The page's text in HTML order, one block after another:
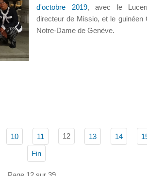
d'octobre 2019, avec le
directeur de Missio, et le guinéen
Notre-Dame de Genève.
10 11 12 13 14
Fin